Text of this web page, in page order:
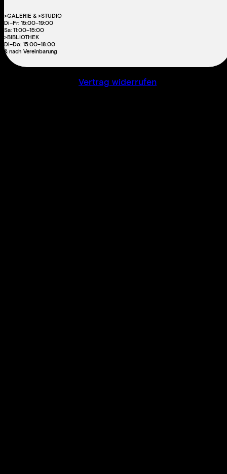
>GALERIE & >STUDIO
Di–Fr: 15:00–19:00
Sa: 11:00–15:00
>BIBLIOTHEK
Di–Do: 15:00–18:00
& nach Vereinbarung
Vertrag widerrufen